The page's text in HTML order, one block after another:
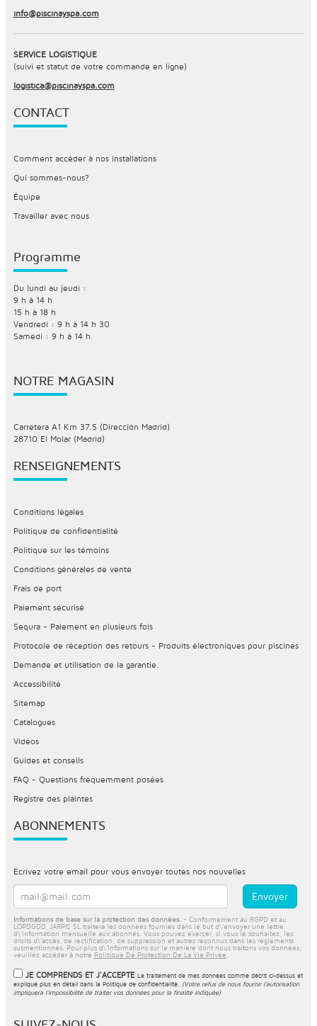
info@piscinayspa.com
SERVICE LOGISTIQUE
(suivi et statut de votre commande en ligne)
logistica@piscinayspa.com
CONTACT
Comment accéder à nos installations
Qui sommes-nous?
Équipe
Travailler avec nous
Programme
Du lundi au jeudi :
9 h à 14 h
15 h à 18 h
Vendredi : 9 h à 14 h 30
Samedi : 9 h à 14 h
NOTRE MAGASIN
Carretera A1 Km 37.5 (Dirección Madrid)
28710 El Molar (Madrid)
RENSEIGNEMENTS
Conditions légales
Politique de confidentialité
Politique sur les témoins
Conditions générales de vente
Frais de port
Paiement sécurisé
Sequra - Paiement en plusieurs fois
Protocole de réception des retours - Produits électroniques pour piscines
Demande et utilisation de la garantie.
Accessibilité
Sitemap
Catalogues
Vidéos
Guides et conseils
FAQ - Questions fréquemment posées
Registre des plaintes
ABONNEMENTS
Ecrivez votre email pour vous envoyer toutes nos nouvelles
Informations de base sur la protection des données. - Conformément au RGPD et au
LOPDGDD, JARPIS SL traitera les données fournies dans le but d\'envoyer une lettre
d\'information mensuelle aux abonnés. Vous pouvez exercer, si vous le souhaitez, les
droits d\'accès, de rectification, de suppression et autres reconnus dans les règlements
susmentionnés. Pour plus d\'informations sur la manière dont nous traitons vos données,
veuillez accéder à notre Politique De Protection De La Vie Privée
JE COMPRENDS ET J'ACCEPTE Le traitement de mes données comme décrit ci-dessus et
expliqué plus en détail dans la Politique de confidentialité.
(Votre refus de nous fournir l'autorisation
impliquera l'impossibilité de traiter vos données pour la finalité indiquée)